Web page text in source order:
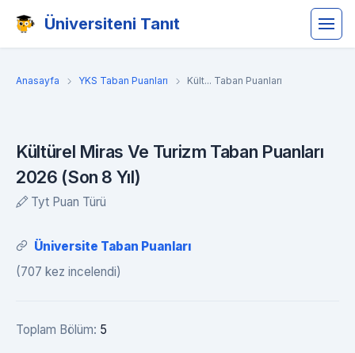
Üniversiteni Tanıt
Anasayfa YKS Taban Puanları Kült... Taban Puanları
Kültürel Miras Ve Turizm Taban Puanları
2026 (Son 8 Yıl)
Tyt Puan Türü
Üniversite Taban Puanları
(707 kez incelendi)
Toplam Bölüm: 5